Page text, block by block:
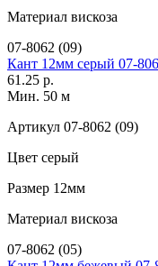
Материал вискоза
07-8062 (09)
Кант 12мм серый 07-
61.25 р.
Мин. 50 м
Артикул 07-8062 (09)
Цвет серый
Размер 12мм
Материал вискоза
07-8062 (05)